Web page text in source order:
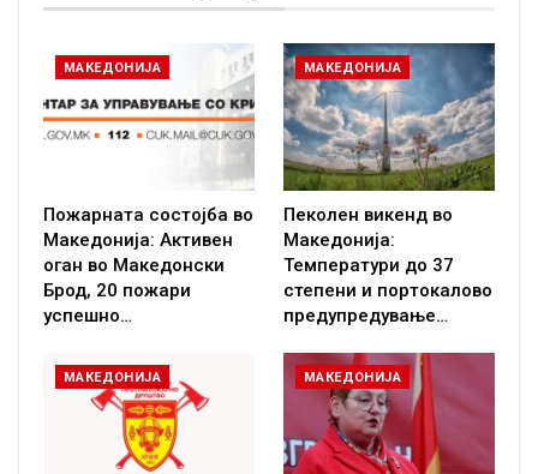
МАКЕДОНИЈА
Пожарната состојба во
Македонија: Активен
оган во Македонски
Брод, 20 пожари
успешно…
МАКЕДОНИЈА
Пеколен викенд во
Македонија:
Температури до 37
степени и портокалово
предупредување…
МАКЕДОНИЈА МАКЕДОНИЈА